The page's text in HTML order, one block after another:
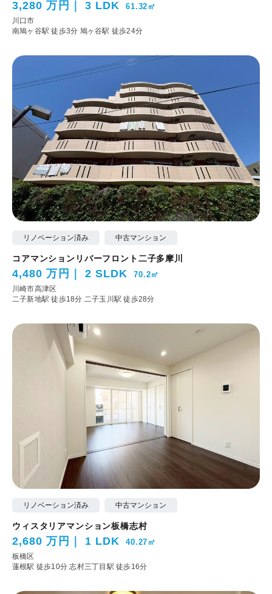
3,280 万円 3 LDK 61.32㎡
川口市
南鳩ヶ谷駅 徒歩3分 鳩ヶ谷駅 徒歩24分
リノベーション済み 中古マンション
コアマンションリバーフロント二子多摩川
4,480 万円 2 SLDK 70.2㎡
川崎市高津区
二子新地駅 徒歩18分 二子玉川駅 徒歩28分
リノベーション済み 中古マンション
ウィスタリアマンション板橋志村
2,680 万円 1 LDK 40.27㎡
板橋区
蓮根駅 徒歩10分志村三丁目駅 徒歩16分